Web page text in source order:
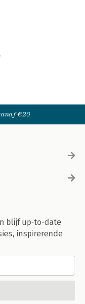
€20
blijf up-to-date
inspirerende